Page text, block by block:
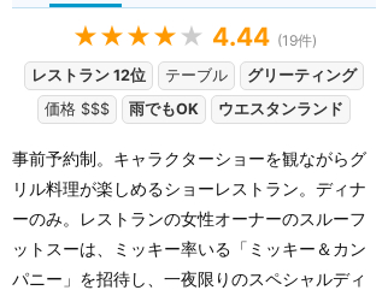
★★★★ ★ 4.44 (19件)
レストラン 12位
テーブル
グリーティング
価格 $$$
雨でもOK ウエスタンランド
事前予約制。キャラクターショーを観ながらグ
リル料理が楽しめるショーレストラン。ディナ
ーのみ。レストランの女性オーナーのスルーフ
ットスーは、ミッキー率いる「ミッキー＆カン
パニー」を招待し、一夜限りのスペシャルディ